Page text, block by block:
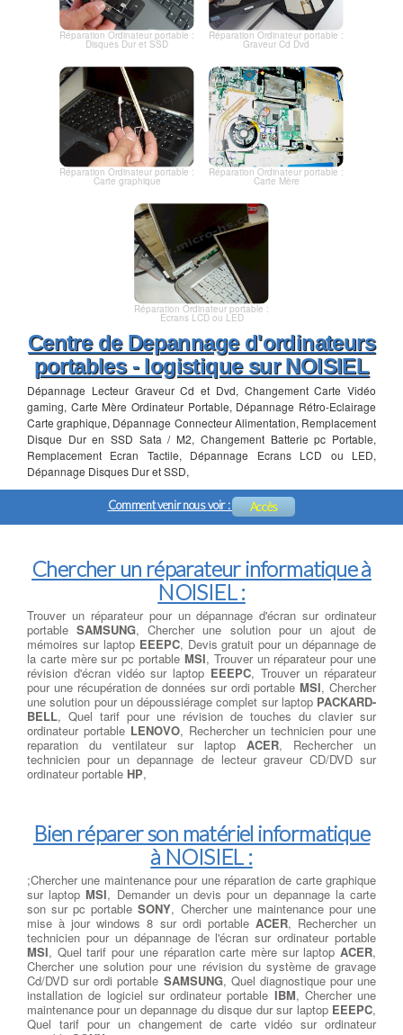
Réparation Ordinateur portable :
Disques Dur et SSD
Réparation Ordinateur portable :
Graveur Cd Dvd
Réparation Ordinateur portable :
Carte graphique
Réparation Ordinateur portable :
Carte Mère
Réparation Ordinateur portable :
Ecrans LCD ou LED
Centre de Depannage d'ordinateurs
portables - logistique sur NOISIEL
Dépannage Lecteur Graveur Cd et Dvd, Changement Carte Vidéo
gaming, Carte Mère Ordinateur Portable, Dépannage Rétro-Eclairage
Carte graphique, Dépannage Connecteur Alimentation, Remplacement
Disque Dur en SSD Sata / M2, Changement Batterie pc Portable,
Remplacement Ecran Tactile, Dépannage Ecrans LCD ou LED,
Dépannage Disques Dur et SSD,
Comment venir nous voir : Accès
Chercher un réparateur informatique à
NOISIEL :
Trouver un réparateur pour un dépannage d'écran sur ordinateur
portableSAMSUNG, Chercher une solution pour un ajout de
mémoires sur laptop EEEPC, Devis gratuit pour un dépannage de
la carte mère sur pc portable MSI, Trouver un réparateur pour une
révision d'écran vidéo sur laptop EEEPC, Trouver un réparateur
pour une récupération de données sur ordi portableMSI, Chercher
une solution pour un dépoussiérage complet sur laptop PACKARD-
BELL, Quel tarif pour une révision de touches du clavier sur
ordinateur portable LENOVO, Rechercher un technicien pour une
reparation du ventilateur sur laptop ACER, Rechercher un
technicien pour un depannage de lecteur graveur CD/DVD sur
ordinateur portable HP,
Bien réparer son matériel informatique
à NOISIEL :
;Chercher une maintenance pour une réparation de carte graphique
sur laptopMSI, Demander un devis pour un depannage la carte
son sur pc portableSONY, Chercher une maintenance pour une
mise à jour windows 8 sur ordi portable ACER, Rechercher un
technicien pour un dépannage de l'écran sur ordinateur portable
MSI, Quel tarif pour une réparation carte mère sur laptop ACER,
Chercher une solution pour une révision du système de gravage
Cd/DVD sur ordi portable SAMSUNG, Quel diagnostique pour une
installation de logiciel sur ordinateur portable IBM, Chercher une
maintenance pour un depannage du disque dur sur laptop EEEPC,
Quel tarif pour un changement de carte vidéo sur ordinateur